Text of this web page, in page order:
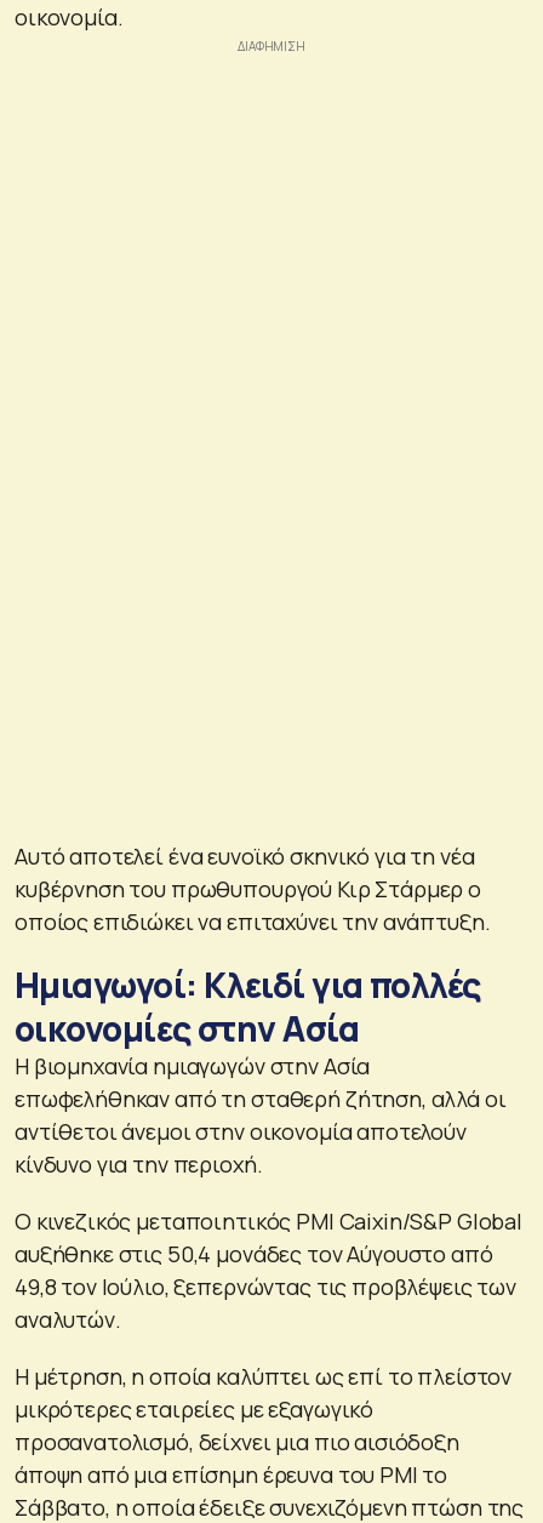
οικονομία.
Αυτό αποτελεί ένα ευνοϊκό σκηνικό για τη νέα
κυβέρνηση του πρωθυπουργού Κιρ Στάρμερ ο
οποίος επιδιώκει να επιταχύνει την ανάπτυξη.
Ημιαγωγοί: Κλειδί για πολλές
οικονομίες στην Ασία
Η βιομηχανία ημιαγωγών στην Ασία
επωφελήθηκαν από τη σταθερή ζήτηση, αλλά οι
αντίθετοι άνεμοι στην οικονομία αποτελούν
κίνδυνο για την περιοχή.
Ο κινεζικός μεταποιητικός PMI Caixin/S&P Global
αυξήθηκε στις 50,4 μονάδες τον Αύγουστο από
49,8 τον Ιούλιο, ξεπερνώντας τις προβλέψεις των
αναλυτών.
Η μέτρηση, η οποία καλύπτει ως επί το πλείστον
μικρότερες εταιρείες με εξαγωγικό
προσανατολισμό, δείχνει μια πιο αισιόδοξη
άποψη από μια επίσημη έρευνα του PMI το
Σάββατο, η οποία έδειξε συνεχιζόμενη πτώση της